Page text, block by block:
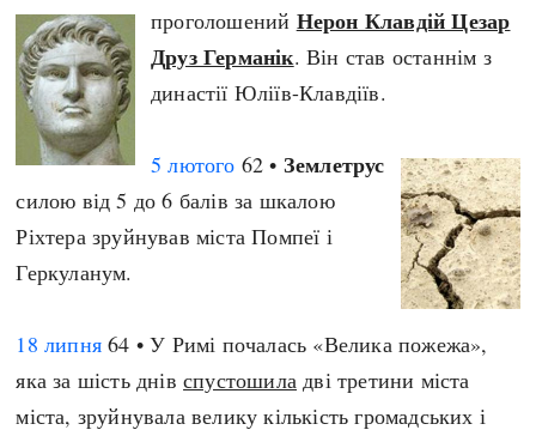
Регіони
Австралія
Азія
Америка
А(нта)рктика
Африка
Європа
Індекси
Нові статті
Всі статті
Визначальні події
#Хештеги
проголошений Нерон Клавдій Цезар
Друз Германік. Він став останнім з
династії Юліїв-Клавдіїв.
5 лютого 62 • Землетрус
силою від 5 до 6 балів за шкалою
Ріхтера зруйнував міста Помпеї і
Геркуланум.
18 липня 64 • У Римі почалась «Велика пожежа»,
яка за шість днівспустошила дві третини міста
міста, зруйнувала велику кількість громадських і